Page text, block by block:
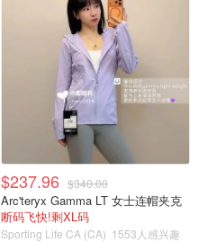
$237.96 $340.00
Arc'teryx Gamma LT 女士连帽夹克
断码飞快!剩XL码
Sporting Life CA (CA) 1553人感兴趣